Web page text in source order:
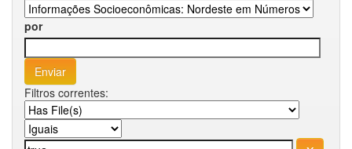
por
Filtros correntes: